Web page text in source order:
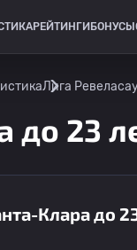
РЕЙТИНГИ БОНУСЫ
Лига
до 23
Клара до